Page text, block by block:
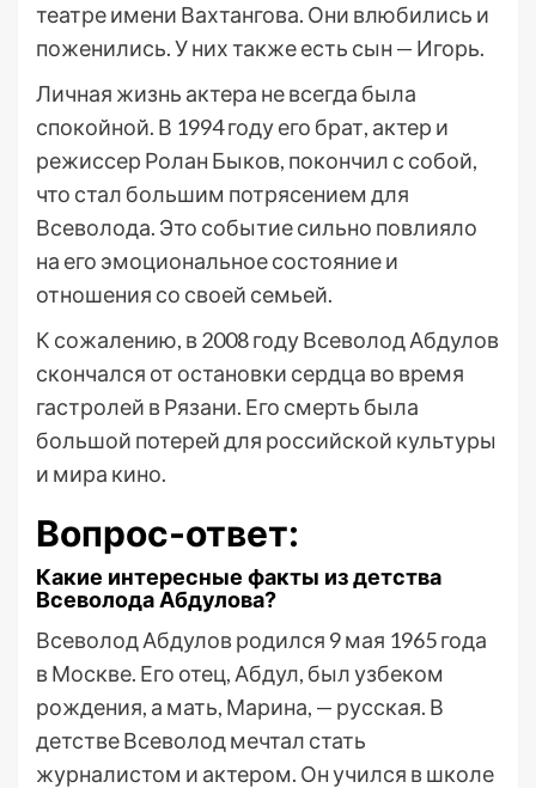
театре имени Вахтангова. Они влюбились и
поженились. У них также есть сын — Игорь.
Личная жизнь актера не всегда была
спокойной. В 1994 году его брат, актер и
режиссер Ролан Быков, покончил с собой,
что стал большим потрясением для
Всеволода. Это событие сильно повлияло
на его эмоциональное состояние и
отношения со своей семьей.
К сожалению, в 2008 году Всеволод Абдулов
скончался от остановки сердца во время
гастролей в Рязани. Его смерть была
большой потерей для российской культуры
и мира кино.
Вопрос-ответ:
Какие интересные факты из детства
Всеволода Абдулова?
Всеволод Абдулов родился 9 мая 1965 года
в Москве. Его отец, Абдул, был узбеком
рождения, а мать, Марина, — русская. В
детстве Всеволод мечтал стать
журналистом и актером. Он учился в школе